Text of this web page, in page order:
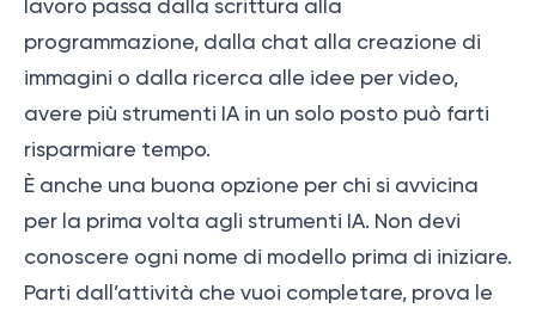
lavoro passa dalla scrittura alla
programmazione, dalla chat alla creazione di
immagini o dalla ricerca alle idee per video,
avere più strumenti IA in un solo posto può farti
risparmiare tempo.
È anche una buona opzione per chi si avvicina
per la prima volta agli strumenti IA. Non devi
conoscere ogni nome di modello prima di iniziare.
Parti dall’attività che vuoi completare, prova le